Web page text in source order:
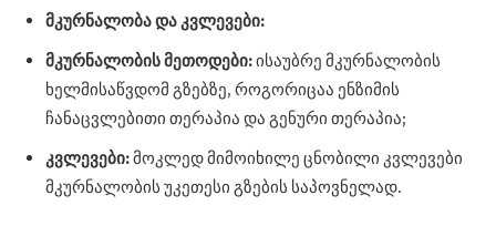
მკურნალობა და კვლევები:
მკურნალობის მეთოდები:ისაუბრე მკურნალობის
ხელმისაწვდომ გზებზე, როგორიცაა ენზიმის
ჩანაცვლებითი თერაპია და გენური თერაპია;
კვლევები:მოკლედ მიმოიხილე ცნობილი კვლევები
მკურნალობის უკეთესი გზების საპოვნელად.